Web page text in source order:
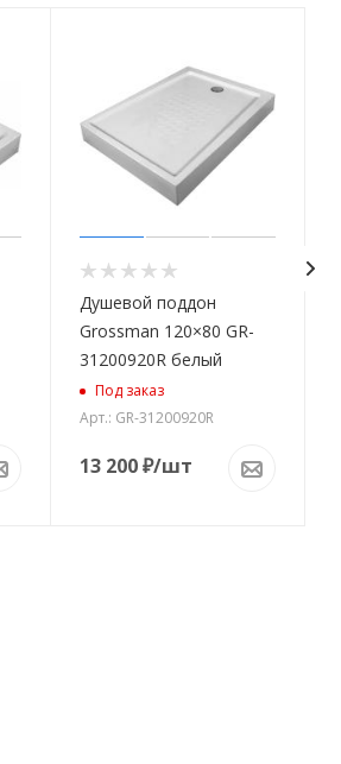
Душевой поддон
Grossman 120×80 GR-
31200920R белый
Под заказ
Арт.: GR-31200920R
13 200₽/шт